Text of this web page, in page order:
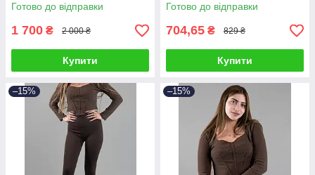
Готово до відправки
1 700 ₴ 2 000 ₴
Купити
Готово до відправки
704,65 ₴ 829 ₴
Купити
–15% –15%